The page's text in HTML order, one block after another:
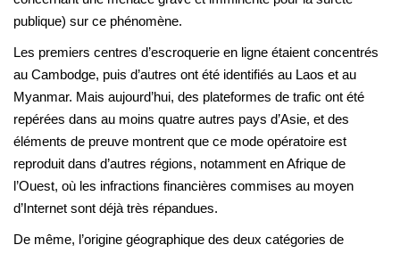
publique) sur ce phénomène.
Les premiers centres d’escroquerie en ligne étaient concentrés
au Cambodge, puis d’autres ont été identifiés au Laos et au
Myanmar. Mais aujourd’hui, des plateformes de trafic ont été
repérées dans au moins quatre autres pays d’Asie, et des
éléments de preuve montrent que ce mode opératoire est
reproduit dans d’autres régions, notamment en Afrique de
l’Ouest, où les infractions financières commises au moyen
d’Internet sont déjà très répandues.
De même, l’origine géographique des deux catégories de